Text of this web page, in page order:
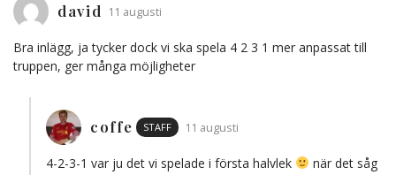
david 11 augusti
Bra inlägg, ja tycker dock vi ska spela 4 2 3 1 mer anpassat till
truppen, ger många möjligheter
coffe STAFF 11 augusti
4-2-3-1 var ju det vi spelade i första halvlek
när det såg